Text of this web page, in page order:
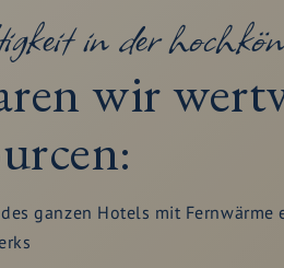
in der
wir
ganzen Hotels mit Fernwärme